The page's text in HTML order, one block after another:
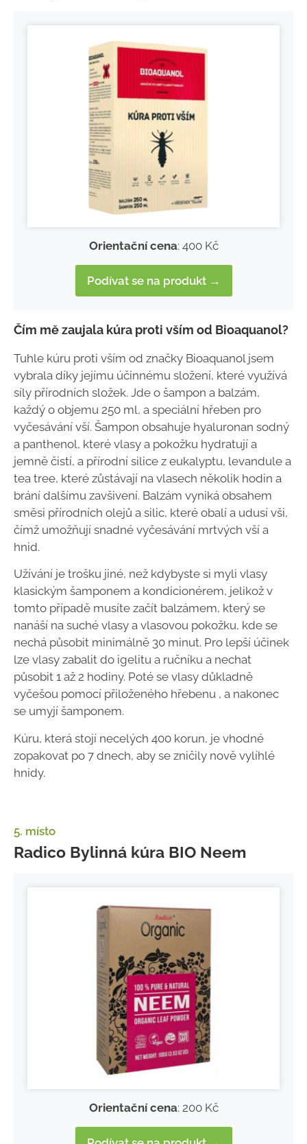
Orientační cena: 400 Kč
Podívat se na produkt →
Čím mě zaujala kúra proti vším od Bioaquanol?
Tuhle kúru proti vším od značky Bioaquanol jsem
vybrala díky jejímu účinnému složení, které využívá
síly přírodních složek. Jde o šampon a balzám,
každý o objemu 250 ml, a speciální hřeben pro
vyčesávání vší. Šampon obsahuje hyaluronan sodný
a panthenol, které vlasy a pokožku hydratují a
jemně čistí, a přírodní silice z eukalyptu, levandule a
tea tree, které zůstávají na vlasech několik hodin a
brání dalšímu zavšivení. Balzám vyniká obsahem
směsi přírodních olejů a silic, které obalí a udusí vši,
čímž umožňují snadné vyčesávání mrtvých vší a
hnid.
Užívání je trošku jiné, než kdybyste si myli vlasy
klasickým šamponem a kondicionérem, jelikož v
tomto případě musíte začít balzámem, který se
nanáší na suché vlasy a vlasovou pokožku, kde se
nechá působit minimálně 30 minut. Pro lepší účinek
lze vlasy zabalit do igelitu a ručníku a nechat
působit 1 až 2 hodiny. Poté se vlasy důkladně
vyčešou pomocí přiloženého hřebenu , a nakonec
se umyjí šamponem.
Kúru, která stojí necelých 400 korun, je vhodné
zopakovat po 7 dnech, aby se zničily nově vylíhlé
hnidy.
5. místo
Radico Bylinná kúra BIO Neem
Orientační cena: 200 Kč